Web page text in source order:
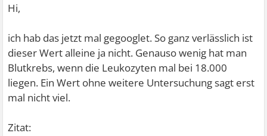
Hi,
ich hab das jetzt mal gegooglet. So ganz verlässlich ist
dieser Wert alleine ja nicht. Genauso wenig hat man
Blutkrebs, wenn die Leukozyten mal bei 18.000
liegen. Ein Wert ohne weitere Untersuchung sagt erst
mal nicht viel.
Zitat: